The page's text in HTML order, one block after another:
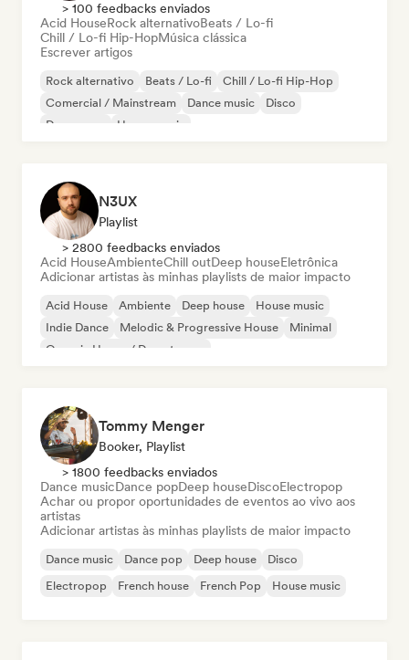
> 100 feedbacks enviados
Acid HouseRock alternativoBeats / Lo-fi
Chill / Lo-fi Hip-HopMúsica clássica
Escrever artigos
Rock alternativo Beats / Lo-fi
Chill / Lo-fi Hip-Hop
Comercial / Mainstream
Dance music
Disco
Dream pop
House music
N3UX
Playlist
> 2800 feedbacks enviados
Acid HouseAmbienteChill outDeep houseEletrônica
Adicionar artistas às minhas playlists de maior impacto
Acid House Ambiente Deep house
House music
Indie Dance
Melodic & Progressive House
Minimal
Organic House / Downtempo
Tommy Menger
Booker, Playlist
> 1800 feedbacks enviados
Dance musicDance popDeep houseDiscoElectropop
Achar ou propor oportunidades de eventos ao vivo aos
artistas
Adicionar artistas às minhas playlists de maior impacto
Dance music Dance pop Deep house
Disco
Electropop
French house French Pop House music